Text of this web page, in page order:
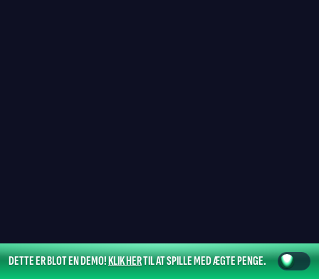
DETTE ER BLOT EN DEMO!KLIK HERTIL AT SPILLE MED ÆGTE PENGE.